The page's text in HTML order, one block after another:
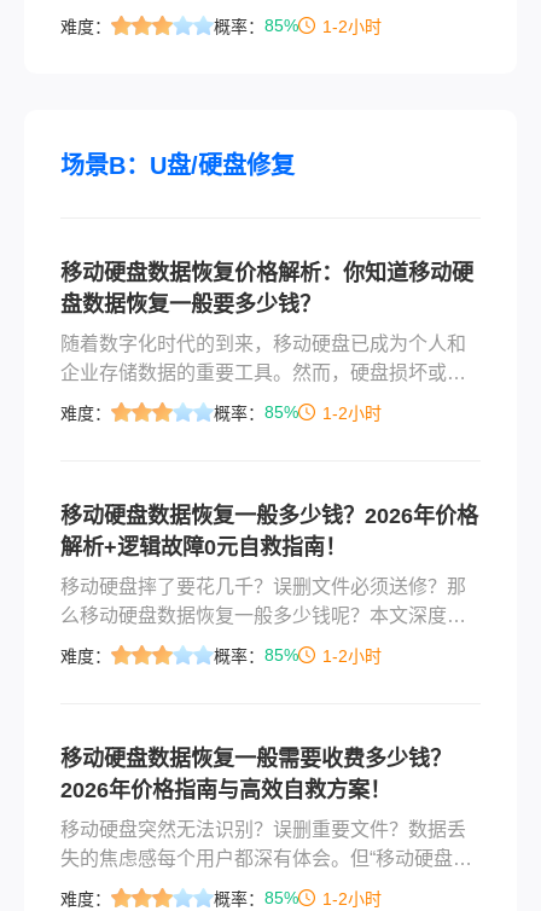
复真实价格逻辑，首发权威价格参考表，揭露“按
难度： 概率： 85% 1-2小时
场景B：U盘/硬盘修复
移动硬盘数据恢复价格解析：你知道移动硬
盘数据恢复一般要多少钱？
​随着数字化时代的到来，移动硬盘已成为个人和
企业存储数据的重要工具。然而，硬盘损坏或误
操作导致数据丢失的情况时有发生。面对数据恢
议。
难度： 概率： 85% 1-2小时
移动硬盘数据恢复一般多少钱？2026年价格
解析+逻辑故障0元自救指南！
移动硬盘摔了要花几千？误删文件必须送修？那
么移动硬盘数据恢复一般多少钱呢？本文深度解
析2026年移动硬盘数据恢复真实价格逻辑，首发
包！
难度： 概率： 85% 1-2小时
移动硬盘数据恢复一般需要收费多少钱？
2026年价格指南与高效自救方案！
移动硬盘突然无法识别？误删重要文件？数据丢
失的焦虑感每个用户都深有体会。但“移动硬盘数
据恢复一般需要收费多少钱”成为多数人最关心的
难度： 概率： 85% 1-2小时